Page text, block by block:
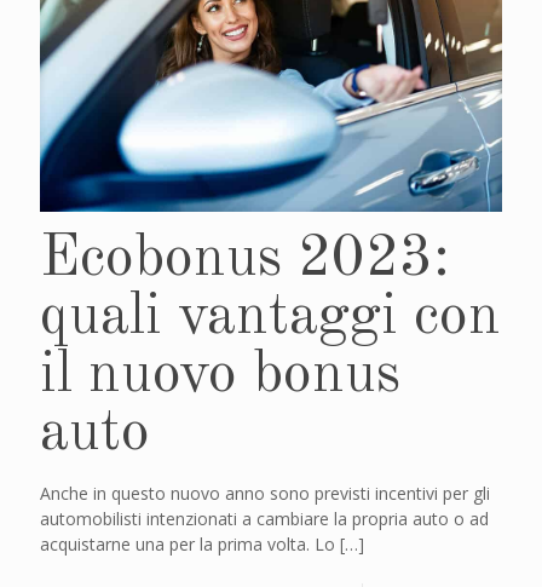
Ecobonus 2023:
quali vantaggi con
il nuovo bonus
auto
Anche in questo nuovo anno sono previsti incentivi per gli
automobilisti intenzionati a cambiare la propria auto o ad
acquistarne una per la prima volta. Lo […]